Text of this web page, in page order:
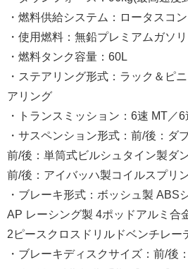
・燃料供給システム：ロータスコ
・使用燃料：無鉛プレミアムガソ
・燃料タンク容量：60L
・ステアリング形式：ラック＆ピ
アリング
・トランスミッション：6速 MT／6
・サスペンション形式：前/後：ダ
前/後：単筒式ビルシュタイン製ダ
前/後：アイバッハ製コイルスプリ
・ブレーキ形式：ボッシュ製 ABS
AP レーシング製 4ポッドアルミ合
2ピースクロスドリルドベンチレー
・ブレーキディスクサイズ：前/後